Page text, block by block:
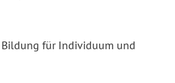
für Individuum und